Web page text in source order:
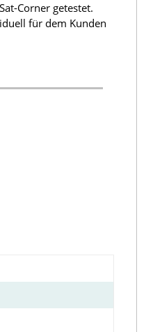
Corner getestet.
für dem Kunden